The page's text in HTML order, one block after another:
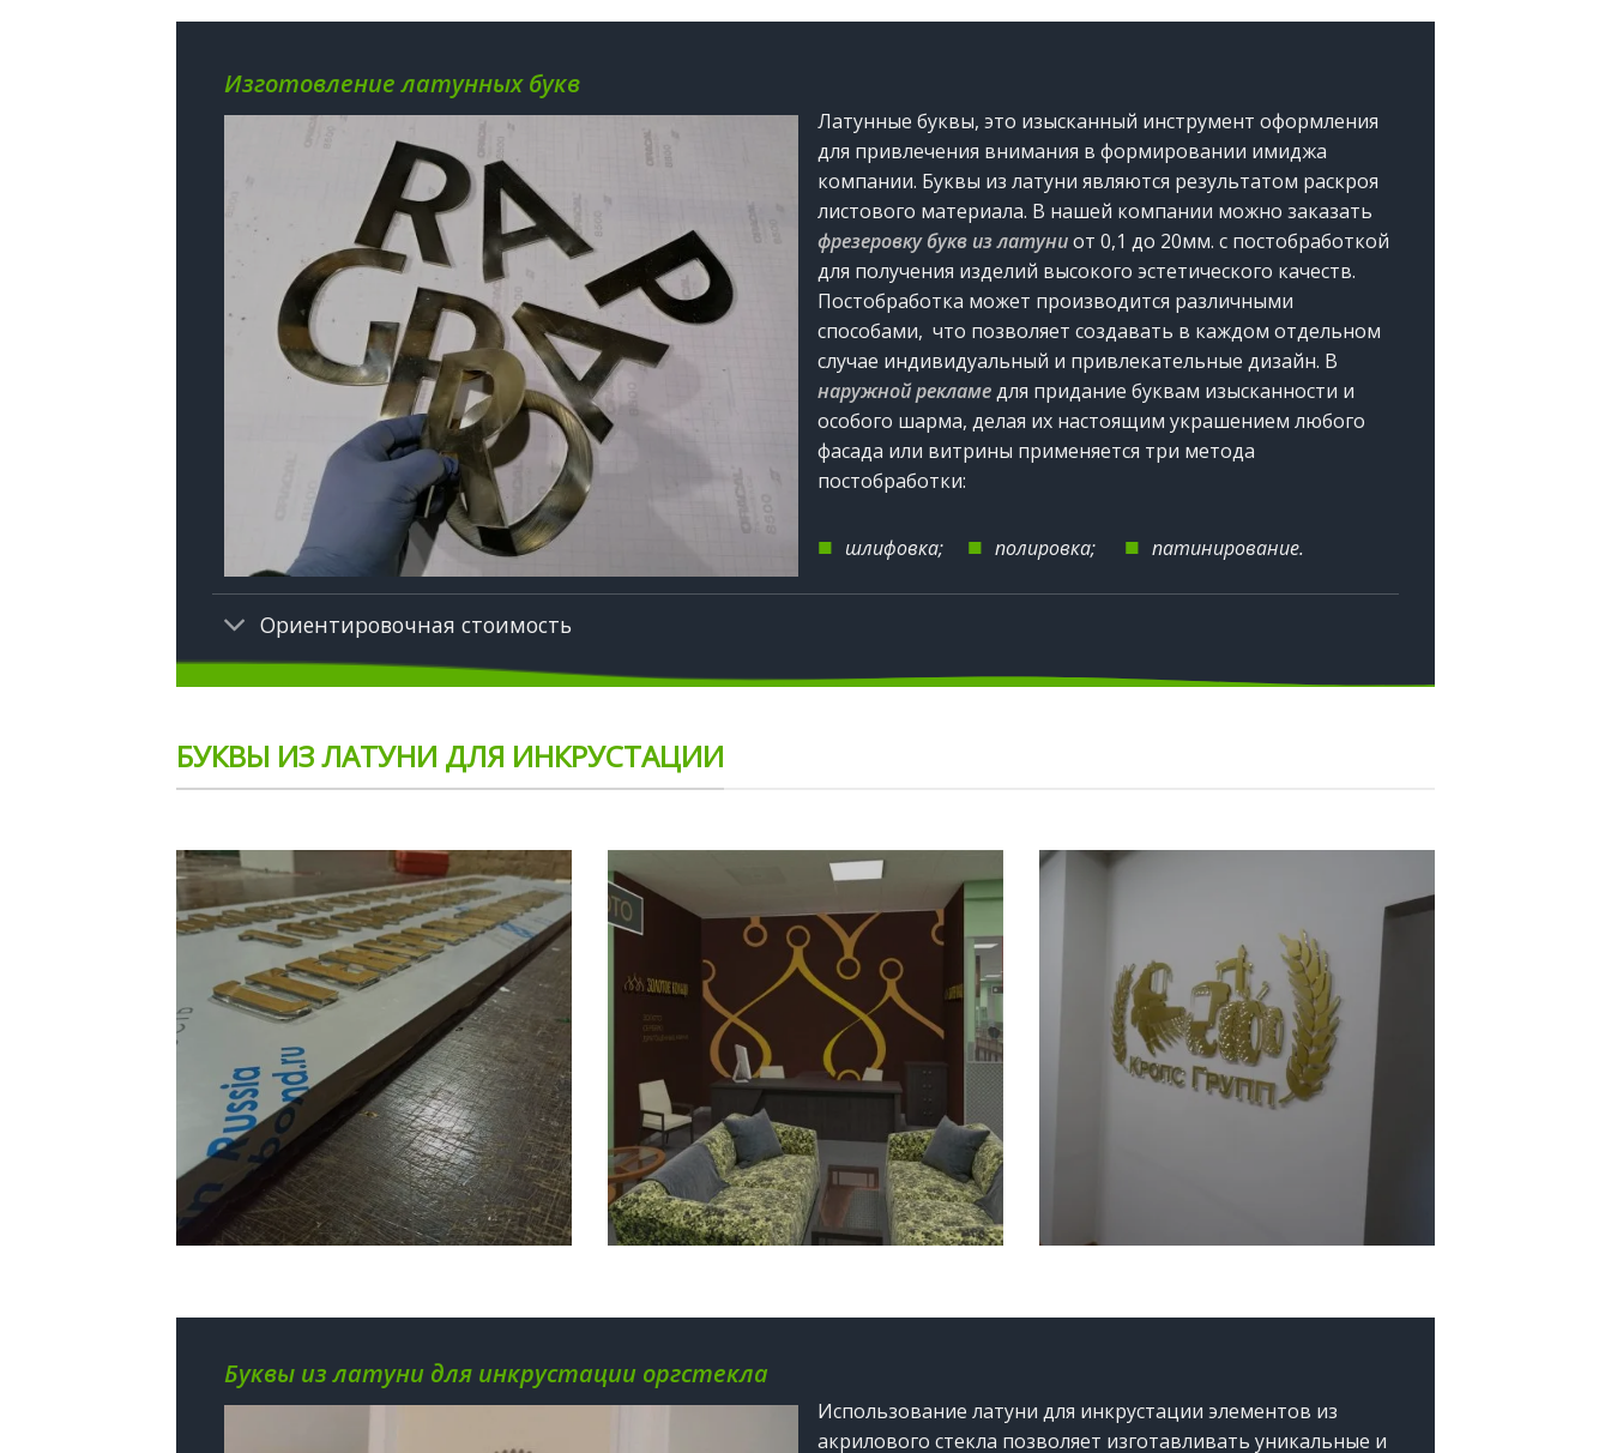
Изготовление латунных букв
Латунные буквы, это изысканный инструмент оформления
для привлечения внимания в формировании имиджа
компании. Буквы из латуни являются результатом раскроя
листового материала. В нашей компании можно заказать
фрезеровку букв из латуниот 0,1 до 20мм. с постобработкой
для получения изделий высокого эстетического качеств.
Постобработка может производится различными
способами, что позволяет создавать в каждом отдельном
случае индивидуальный и привлекательные дизайн. В
наружной рекламедля придание буквам изысканности и
особого шарма, делая их настоящим украшением любого
фасада или витрины применяется три метода
постобработки:
■ шлифовка; ■ полировка; ■ патинирование.
Ориентировочная стоимость
БУКВЫ ИЗ ЛАТУНИ ДЛЯ ИНКРУСТАЦИИ
Буквы из латуни для инкрустации оргстекла
Использование латуни для инкрустации элементов из
акрилового стекла позволяет изготавливать уникальные и